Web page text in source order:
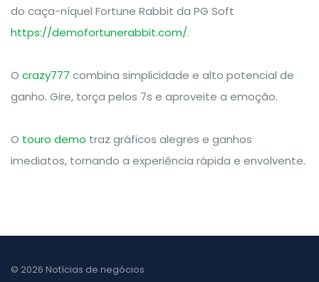
do caça-níquel Fortune Rabbit da PG Soft
https://demofortunerabbit.com/.
O crazy777 combina simplicidade e alto potencial de
ganho. Gire, torça pelos 7s e aproveite a emoção.
O touro demo traz gráficos alegres e ganhos
imediatos, tornando a experiência rápida e envolvente.
© 2026 Notícias de negócios